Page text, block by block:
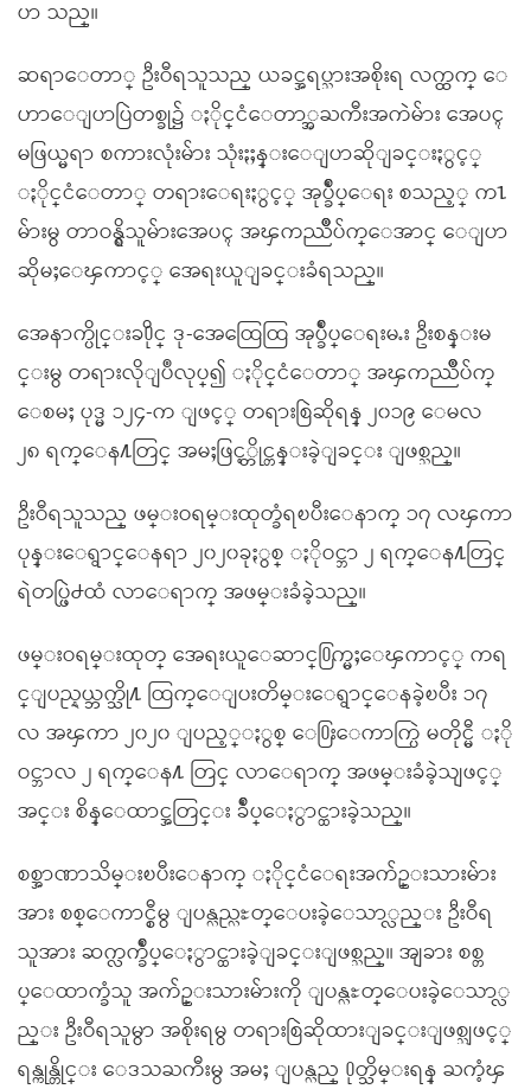
ပာ သည္။
ဆရာေတာ္ ဦးဝီရသူသည္ ယခင္အရပ္သားအစိုးရ လက္ထက္ ေ
ဟာေျပာပြဲတစ္ခု၌ ႏိုင္ငံေတာ္အႀကီးအကဲမ်ား အေပၚ
မဖြယ္မရာ စကားလုံးမ်ား သုံးႏႈန္းေျပာဆိုျခင္းႏွင့္
ႏိုင္ငံေတာ္ တရားေရးႏွင့္ အုပ္ခ်ဳပ္ေရး စသည့္ က႑
မ်ားမွ တာဝန္ရွိသူမ်ားအေပၚ အၾကည္ညိဳပ်က္ေအာင္ ေျပာ
ဆိုမႈေၾကာင့္ အေရးယူျခင္းခံရသည္။
အေနာက္ပိုင္းခ႐ိုင္ ဒု-အေထြေထြ အုပ္ခ်ဳပ္ေရးမႉး ဦးစန္းမ
င္းမွ တရားလိုျပဳလုပ္၍ ႏိုင္ငံေတာ္ အၾကည္ညိဳပ်က္
ေစမႈ ပုဒ္မ ၁၂၄-က ျဖင့္ တရားစြဲဆိုရန္ ၂၀၁၉ ေမလ
၂၈ ရက္ေန႔တြင္ အမႈဖြင့္တိုင္တန္းခဲ့ျခင္း ျဖစ္သည္။
ဦးဝီရသူသည္ ဖမ္းဝရမ္းထုတ္ခံရၿပီးေနာက္ ၁၇ လၾကာ
ပုန္းေရွာင္ေနရာ ၂၀၂၀ခုႏွစ္ ႏိုဝင္ဘာ ၂ ရက္ေန႔တြင္
ရဲတပ္ဖြဲ႕ထံ လာေရာက္ အဖမ္းခံခဲ့သည္။
ဖမ္းဝရမ္းထုတ္ အေရးယူေဆာင္႐ြက္မႈေၾကာင့္ ကရ
င္ျပည္နယ္ဘက္သို႔ ထြက္ေျပးတိမ္းေရွာင္ေနခဲ့ၿပီး ၁၇
လ အၾကာ ၂၀၂၀ ျပည့္ႏွစ္ ေ႐ြးေကာက္ပြဲ မတိုင္မီ ႏို
ဝင္ဘာလ ၂ ရက္ေန႔ တြင္ လာေရာက္ အဖမ္းခံခဲ့သျဖင့္
အင္း စိန္ေထာင္အတြင္း ခ်ဳပ္ေႏွာင္ထားခဲ့သည္။
စစ္အာဏာသိမ္းၿပီးေနာက္ ႏိုင္ငံေရးအက်ဥ္းသားမ်ား
အား စစ္ေကာင္စီမွ ျပန္လည္လႊတ္ေပးခဲ့ေသာ္လည္း ဦးဝီရ
သူအား ဆက္လက္ခ်ဳပ္ေႏွာင္ထားခဲ့ျခင္းျဖစ္သည္။ အျခား စစ္တ
ပ္ေထာက္ခံသူ အက်ဥ္းသားမ်ားကို ျပန္လႊတ္ေပးခဲ့ေသာ္လ
ည္း ဦးဝီရသူမွာ အစိုးရမွ တရားစြဲဆိုထားျခင္းျဖစ္သျဖင့္
ရန္ကုန္တိုင္း ေဒသႀကီးမွ အမႈ ျပန္လည္ ႐ုတ္သိမ္းရန္ ႀကံ့ၾ